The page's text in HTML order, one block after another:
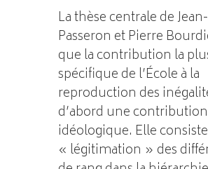
La thèse centrale de
Passeron et Pierre
que la contribution la
spécifique de l’École à la
reproduction des
d’abord une contribution
idéologique. Elle
« légitimation » des